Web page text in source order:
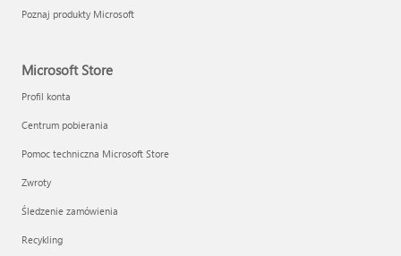
Poznaj produkty Microsoft
Microsoft Store
Profil konta
Centrum pobierania
Pomoc techniczna Microsoft Store
Zwroty
Śledzenie zamówienia
Recykling